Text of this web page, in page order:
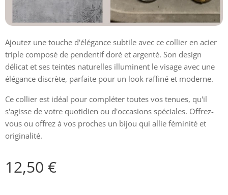
Ajoutez une touche d'élégance subtile avec ce collier en acier
triple composé de pendentif doré et argenté. Son design
délicat et ses teintes naturelles illuminent le visage avec une
élégance discrète, parfaite pour un look raffiné et moderne.
Ce collier est idéal pour compléter toutes vos tenues, qu'il
s'agisse de votre quotidien ou d'occasions spéciales. Offrez-
vous ou offrez à vos proches un bijou qui allie féminité et
originalité.
12,50 €